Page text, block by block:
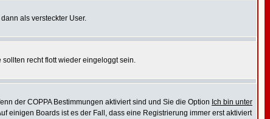
als versteckter User.
recht flott wieder eingeloggt sein.
der COPPA Bestimmungen aktiviert sind und Sie die Option Ich bin unter
einigen Boards ist es der Fall, dass eine Registrierung immer erst aktiviert